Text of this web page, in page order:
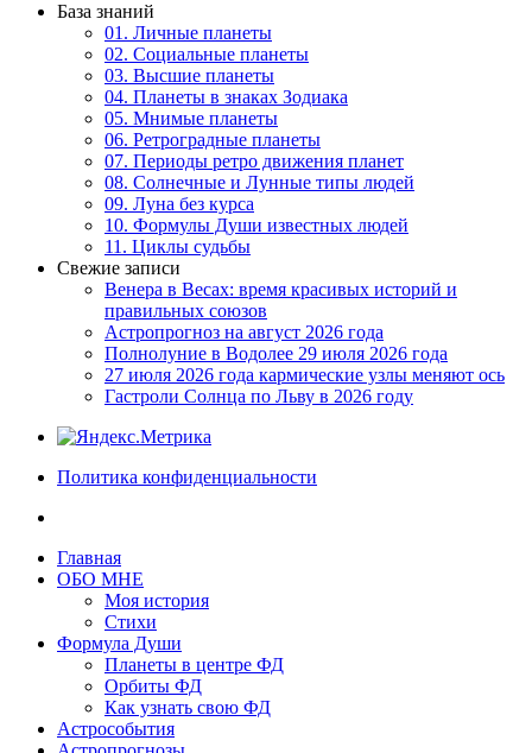
База знаний
01. Личные планеты
02. Социальные планеты
03. Высшие планеты
04. Планеты в знаках Зодиака
05. Мнимые планеты
06. Ретроградные планеты
07. Периоды ретро движения планет
08. Солнечные и Лунные типы людей
09. Луна без курса
10. Формулы Души известных людей
11. Циклы судьбы
Свежие записи
Венера в Весах: время красивых историй и
правильных союзов
Астропрогноз на август 2026 года
Полнолуние в Водолее 29 июля 2026 года
27 июля 2026 года кармические узлы меняют ось
Гастроли Солнца по Льву в 2026 году
Политика конфиденциальности
Главная
ОБО МНЕ
Моя история
Стихи
Формула Души
Планеты в центре ФД
Орбиты ФД
Как узнать свою ФД
Астрособытия